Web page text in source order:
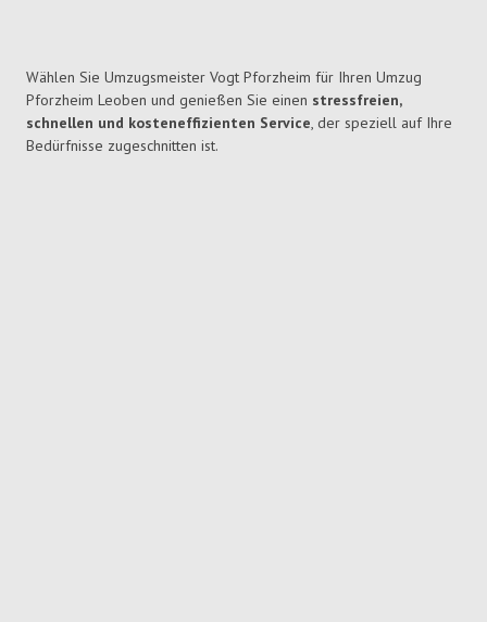
Wählen Sie Umzugsmeister Vogt Pforzheim für Ihren Umzug
Pforzheim Leoben und genießen Sie einen stressfreien,
schnellen und kosteneffizienten Service, der speziell auf Ihre
Bedürfnisse zugeschnitten ist.